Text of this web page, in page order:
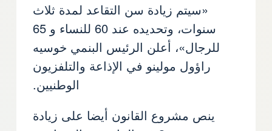
«سيتم زيادة سن التقاعد لمدة ثلاث
سنوات، وتحديده عند 60 للنساء و 65
للرجال»، أعلن الرئيس البنمي خوسيه
راؤول مولينو في الإذاعة والتلفزيون
الوطنيين.
ينص مشروع القانون أيضا على زيادة